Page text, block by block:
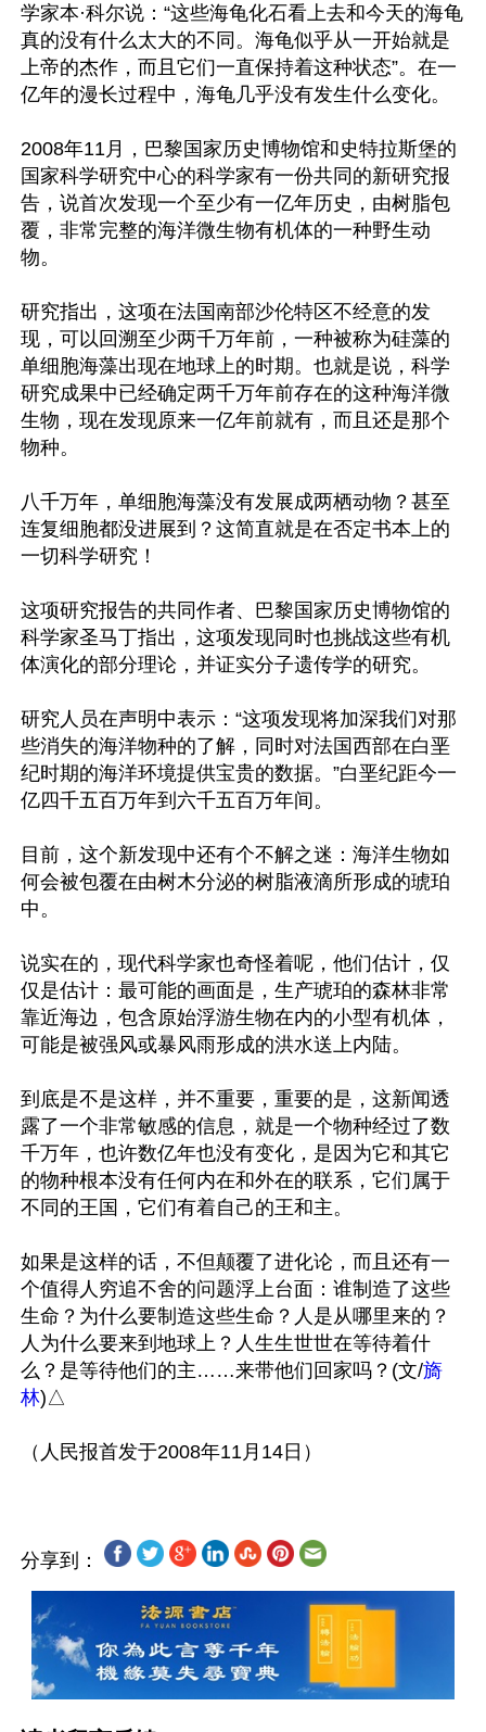
学家本·科尔说：“这些海龟化石看上去和今天的海龟
真的没有什么太大的不同。海龟似乎从一开始就是
上帝的杰作，而且它们一直保持着这种状态”。在一
亿年的漫长过程中，海龟几乎没有发生什么变化。
2008年11月，巴黎国家历史博物馆和史特拉斯堡的
国家科学研究中心的科学家有一份共同的新研究报
告，说首次发现一个至少有一亿年历史，由树脂包
覆，非常完整的海洋微生物有机体的一种野生动
物。
研究指出，这项在法国南部沙伦特区不经意的发
现，可以回溯至少两千万年前，一种被称为硅藻的
单细胞海藻出现在地球上的时期。也就是说，科学
研究成果中已经确定两千万年前存在的这种海洋微
生物，现在发现原来一亿年前就有，而且还是那个
物种。
八千万年，单细胞海藻没有发展成两栖动物？甚至
连复细胞都没进展到？这简直就是在否定书本上的
一切科学研究！
这项研究报告的共同作者、巴黎国家历史博物馆的
科学家圣马丁指出，这项发现同时也挑战这些有机
体演化的部分理论，并证实分子遗传学的研究。
研究人员在声明中表示：“这项发现将加深我们对那
些消失的海洋物种的了解，同时对法国西部在白垩
纪时期的海洋环境提供宝贵的数据。”白垩纪距今一
亿四千五百万年到六千五百万年间。
目前，这个新发现中还有个不解之迷：海洋生物如
何会被包覆在由树木分泌的树脂液滴所形成的琥珀
中。
说实在的，现代科学家也奇怪着呢，他们估计，仅
仅是估计：最可能的画面是，生产琥珀的森林非常
靠近海边，包含原始浮游生物在内的小型有机体，
可能是被强风或暴风雨形成的洪水送上内陆。
到底是不是这样，并不重要，重要的是，这新闻透
露了一个非常敏感的信息，就是一个物种经过了数
千万年，也许数亿年也没有变化，是因为它和其它
的物种根本没有任何内在和外在的联系，它们属于
不同的王国，它们有着自己的王和主。
如果是这样的话，不但颠覆了进化论，而且还有一
个值得人穷追不舍的问题浮上台面：谁制造了这些
生命？为什么要制造这些生命？人是从哪里来的？
人为什么要来到地球上？人生生世世在等待着什
么？是等待他们的主……来带他们回家吗？(文/旖
林)△
分享到：